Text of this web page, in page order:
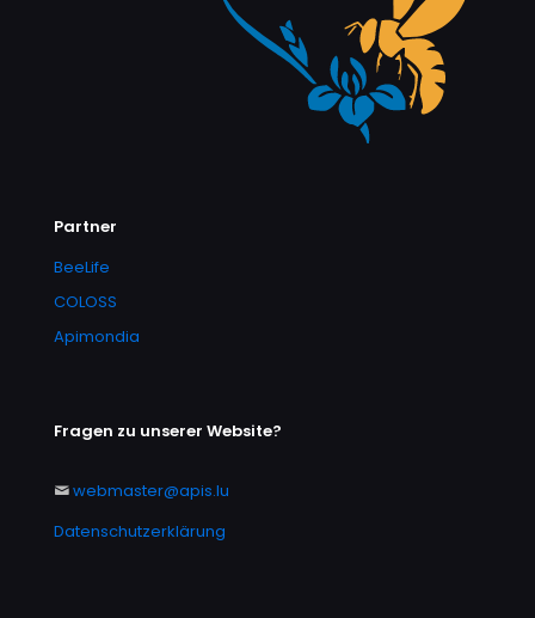
Partner
BeeLife
COLOSS
Apimondia
Fragen zu unserer Website?
webmaster@apis.lu
Datenschutzerklärung